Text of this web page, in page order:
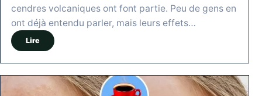
cendres volcaniques ont font partie. Peu de gens en
ont déjà entendu parler, mais leurs effets…
Lire